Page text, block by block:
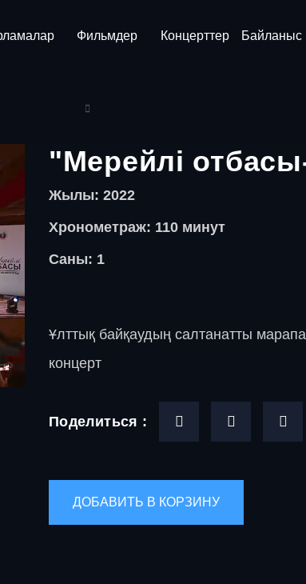
Фильмдер Концерттер Байланыс
"Мерейлі
Жылы: 2022
Хронометраж: 110 минут
Саны: 1
Ұлттық байқаудың салтанатты
концерт
Поделиться :